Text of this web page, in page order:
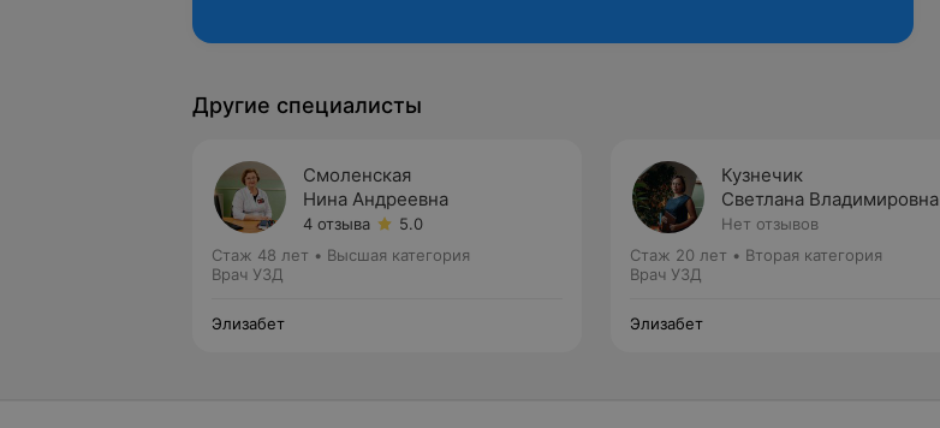
Другие специалисты
Смоленская
Нина Андреевна
4 отзыва
5.0
Стаж 48 лет • Высшая категория
Врач УЗД
Элизабет
Кузнечик
Светлана Владимировна
Нет отзывов
Стаж 20 лет • Вторая категория
Врач УЗД
Элизабет